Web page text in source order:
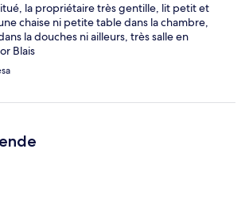
la propriétaire très gentille, lit petit et
chaise ni petite table dans la chambre,
la douches ni ailleurs, très salle en
Blais